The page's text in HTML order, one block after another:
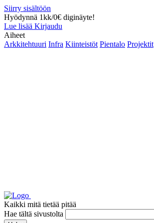
Siirry sisältöön
Hyödynnä 1kk/0€ diginäyte!
Lue lisää Kirjaudu
Aiheet
Arkkitehtuuri Infra Kiinteistöt Pientalo Projektit
Kaikki mitä tietää pitää
Hae tältä sivustolta